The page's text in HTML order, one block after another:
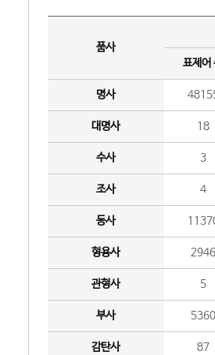
품사
표제어
명사
대명사 18
수사 3
조사 4
동사
형용사 2946
관형사 5
부사 5360
감탄사 87